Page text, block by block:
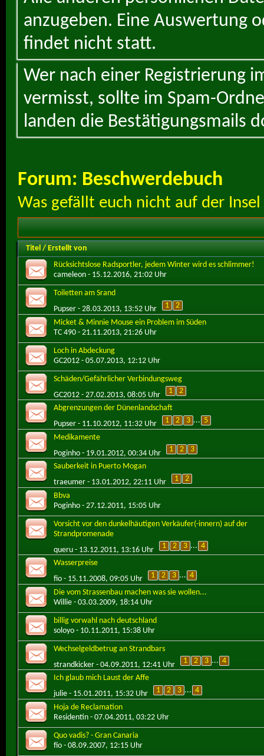
anzugeben. Eine Auswertung
findet nicht statt.
Wer nach einer Registrierung
vermisst, sollte im Spam-
landen die Bestätigungsmails
Forum: Beschwerdebuch
Was gefällt euch nicht auf der Insel
Titel / Erstellt von
Rücksichtslose Radsportler, jedem Winter wird es schlimmer!
cameleon - 15.12.2016, 21:02 Uhr
Toiletten am Srand
Pupser - 28.03.2013, 13:52 Uhr 1
2
Micket & Minnie Mouse ein Problem im Süden
TC 490 - 21.11.2013, 21:26 Uhr
Loch in Abdeckung
GC2012 - 05.07.2013, 12:12 Uhr
Schäden/Gefährlicher Verbindungsweg
GC2012 - 27.02.2013, 08:05 Uhr 1
2
Abgrenzungen der Dünenlandschaft
Pupser - 11.10.2012, 11:32 Uhr 1 2 3 ... 5
Medikamente
Poginho - 19.01.2012, 00:34 Uhr 1 2
3
Sauberkeit in Puerto Mogan
traeumer - 13.01.2012, 22:11 Uhr 1
2
Bbva
Poginho - 27.12.2011, 15:05 Uhr
Vorsicht vor den dunkelhäutigen Verkäufer(-innern) auf der
Strandpromenade
queru - 13.12.2011, 13:16 Uhr 1 2 3 ... 4
Wasserpreise
fio - 15.11.2008, 09:05 Uhr 1 2 3 ... 4
Die vom Strassenbau machen was sie wollen...
Willie - 03.03.2009, 18:14 Uhr
billig vorwahl nach deutschland
soloyo - 10.11.2011, 15:38 Uhr
Wechselgeldbetrug an Strandbars
strandkicker - 04.09.2011, 12:41 Uhr 1 2 3 ... 4
Ich glaub mich Laust der Affe
julie - 15.01.2011, 15:32 Uhr 1 2 3 ... 4
Hoja de Reclamation
Residentin - 07.04.2011, 03:22 Uhr
Quo vadis? - Gran Canaria
fio - 08.09.2007, 12:15 Uhr